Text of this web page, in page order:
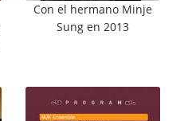
Con el hermano Minje
Sung en 2013